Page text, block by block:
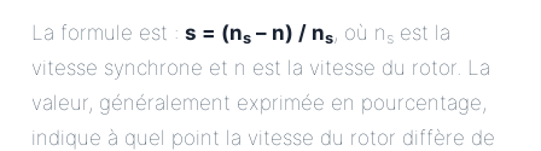
La formule est : s = (ns – n) / ns, où n s est la
vitesse synchrone et n est la vitesse du rotor. La
valeur, généralement exprimée en pourcentage,
indique à quel point la vitesse du rotor diffère de